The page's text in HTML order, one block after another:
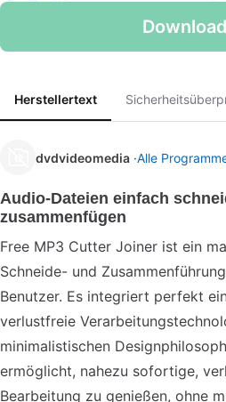
Download
Herstellertext
dvdvideomedia Alle
Audio-Dateien einfach
zusammenfügen
Free MP3 Cutter Joiner ist ein
Schneide- und
Benutzer. Es integriert perfekt
verlustfreie
minimalistischen
ermöglicht, nahezu sofortige,
Bearbeitung zu genießen, ohne